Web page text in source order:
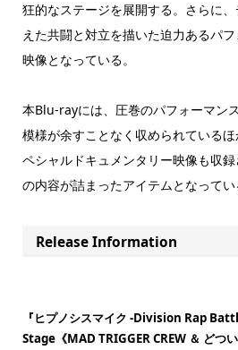
狂的なステージを展開する。さらに
えた共闘と対立を描いた迫力あるパ
映像となっている。
本Blu-rayには、圧巻のパフォーマン
模様が余すことなく収められている
ペシャルドキュメンタリー映像も収
の内容が詰まったアイテムとなってい
Release Information
『ヒプノシスマイク -Division Rap
Stage《MAD TRIGGER CREW ＆ どつ